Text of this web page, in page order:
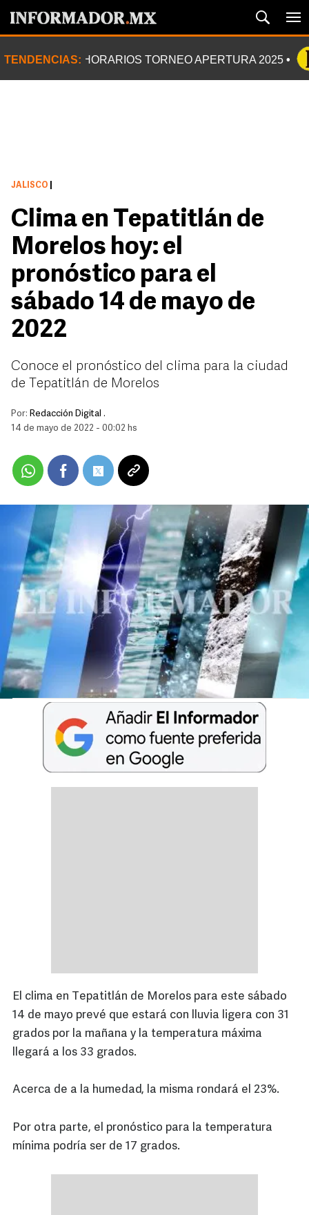
TENDENCIAS: HORARIOS TORNEO APERTURA 2025
JALISCO
Clima en Tepatitlán de
Morelos hoy: el
pronóstico para el
sábado 14 de mayo de
2022
Conoce el pronóstico del clima para la ciudad
de Tepatitlán de Morelos
Por: Redacción Digital .
14 de mayo de 2022 - 00:02 hs
El clima en Tepatitlán de Morelos para este sábado
14 de mayo prevé que estará con lluvia ligera con 31
grados por la mañana y la temperatura máxima
llegará a los 33 grados.
Acerca de a la humedad, la misma rondará el 23%.
Por otra parte, el pronóstico para la temperatura
mínima podría ser de 17 grados.